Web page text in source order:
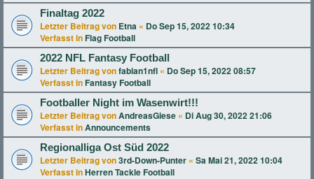
Finaltag 2022
Letzter Beitrag von Etna « Do Sep 15, 2022 10:34
Verfasst in Flag Football
2022 NFL Fantasy Football
Letzter Beitrag vonfabian1nfl « Do Sep 15, 2022 08:57
Verfasst in Fantasy Football
Footballer Night im Wasenwirt!!!
Letzter Beitrag vonAndreasGiese « Di Aug 30, 2022 21:06
Verfasst inAnnouncements
Regionalliga Ost Süd 2022
Letzter Beitrag von3rd-Down-Punter « Sa Mai 21, 2022 10:04
Verfasst inHerren Tackle Football